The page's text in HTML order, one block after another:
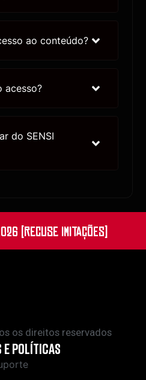
ao conteúdo?
acesso?
do SENSI
(RECUSE IMITAÇÕES)
os direitos reservados
e políticas